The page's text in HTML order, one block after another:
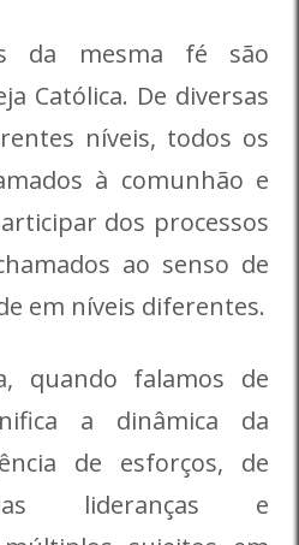
da mesma fé são
Católica. De diversas
níveis, todos os
à comunhão e
dos processos
ao senso de
em níveis diferentes.
quando falamos de
a dinâmica da
de esforços, de
lideranças e